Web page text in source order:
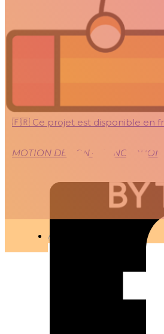
ARTICLES
Kikaku Arts
🇫🇷 Ce projet est disponible en
MOTION DESIGN – CONCEPTION